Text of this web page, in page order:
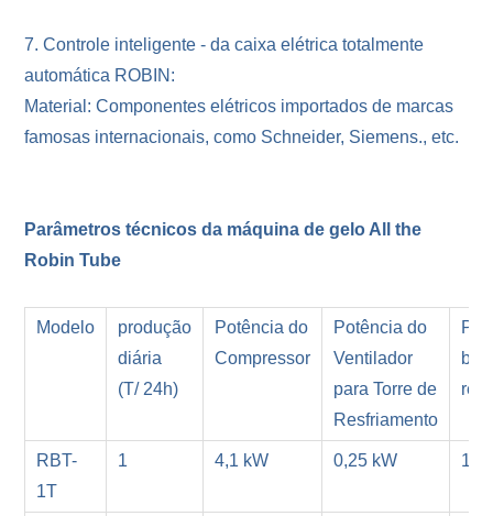
7. Controle inteligente - da caixa elétrica totalmente
automática ROBIN:
Material: Componentes elétricos importados de marcas
famosas internacionais, como Schneider, Siemens., etc.
Parâmetros técnicos da máquina de gelo All the
Robin Tube
Modelo
produção
diária
(T/ 24h)
Potência do
Compressor
Potência do
Ventilador
para Torre de
Resfriamento
RBT-
1T
1 4,1 kW 0,25 kW 1,1